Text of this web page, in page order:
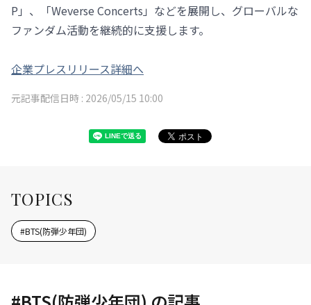
P」、「Weverse Concerts」などを展開し、グローバルな
ファンダム活動を継続的に支援します。
企業プレスリリース詳細へ
元記事配信日時 : 2026/05/15 10:00
TOPICS
#BTS(防弾少年団)